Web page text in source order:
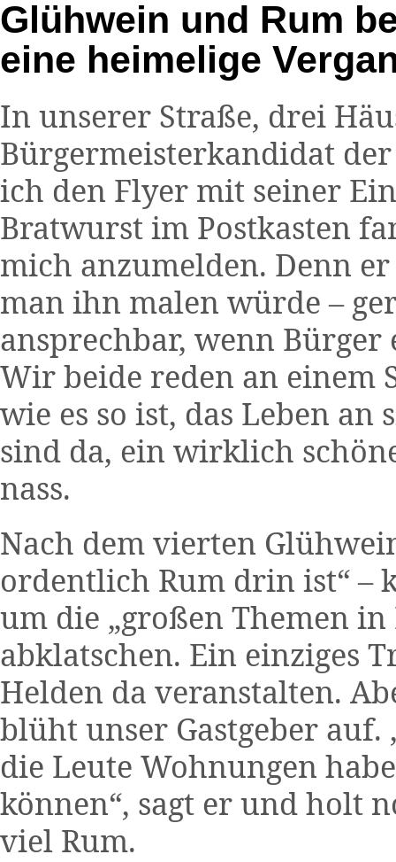
Glühwein und Rum
eine heimelige
In unserer Straße, drei
Bürgermeisterkandidat der
ich den Flyer mit seiner
Bratwurst im Postkasten
mich anzumelden. Denn
man ihn malen würde –
ansprechbar, wenn
Wir beide reden an einem
wie es so ist, das Leben
sind da, ein wirklich
nass.
Nach dem vierten
ordentlich Rum drin ist“ –
um die „großen Themen
abklatschen. Ein einziges
Helden da veranstalten.
blüht unser Gastgeber auf.
die Leute Wohnungen
können“, sagt er und holt
viel Rum.